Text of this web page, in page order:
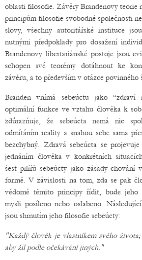
oblasti filosofie. Závěry Brandenovy
principům filosofie svobodné společnosti
slovy, všechny autoritářské instituce
nutnými předpoklady pro dosažení
Brandenovy libertariánské postoje jsou
schopen své teorémy dotáhnout ke
závěru, a to především v otázce povinného
Branden vnímá sebeúctu jako
optimální funkce ve vztahu člověka k
zdůrazňuje, že sebeúcta nemá nic
odmítáním reality a snahou sebe sama
bezchybný. Zdravá sebeúcta se
jednáním člověka v konkrétních
šest pilířů sebeúcty jako zásady chování
formě. V závislosti na tom, zda se pak
vědomě těmito principy řídit, bude jeho
mysli posíleno nebo oslabeno.
jsou shrnutím jeho filosofie sebeúcty:
"Každý člověk je vlastníkem svého
aby žil podle očekávání jiných."